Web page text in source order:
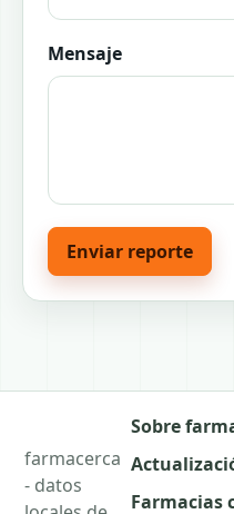
Mensaje
Enviar reporte
farmacerca
- datos
Sobre
Farmacias